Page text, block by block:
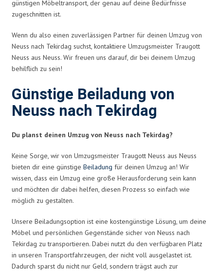
günstigen Möbeltransport, der genau auf deine Bedürfnisse
zugeschnitten ist.
Wenn du also einen zuverlässigen Partner für deinen Umzug von
Neuss nach Tekirdag suchst, kontaktiere Umzugsmeister Traugott
Neuss aus Neuss. Wir freuen uns darauf, dir bei deinem Umzug
behilflich zu sein!
Günstige Beiladung von
Neuss nach Tekirdag
Du planst deinen Umzug von Neuss nach Tekirdag?
Keine Sorge, wir von Umzugsmeister Traugott Neuss aus Neuss
bieten dir eine günstige Beiladung für deinen Umzug an! Wir
wissen, dass ein Umzug eine große Herausforderung sein kann
und möchten dir dabei helfen, diesen Prozess so einfach wie
möglich zu gestalten.
Unsere Beiladungsoption ist eine kostengünstige Lösung, um deine
Möbel und persönlichen Gegenstände sicher von Neuss nach
Tekirdag zu transportieren. Dabei nutzt du den verfügbaren Platz
in unseren Transportfahrzeugen, der nicht voll ausgelastet ist.
Dadurch sparst du nicht nur Geld, sondern trägst auch zur